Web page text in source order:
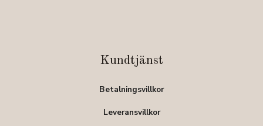
Kundtjänst
Betalningsvillkor
Leveransvillkor